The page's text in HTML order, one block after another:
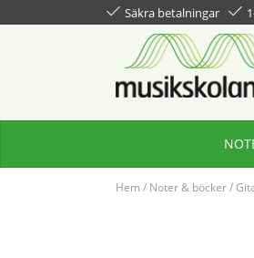
Säkra betalningar
Hem / Noter & böcker/